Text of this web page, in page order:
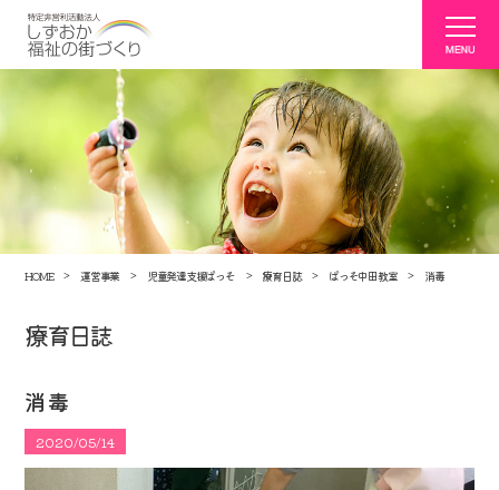
HOME 運営事業 児童発達支援ぱっそ 療育日誌 ぱっそ中田教室 消毒
療育日誌
消毒
2020/05/14